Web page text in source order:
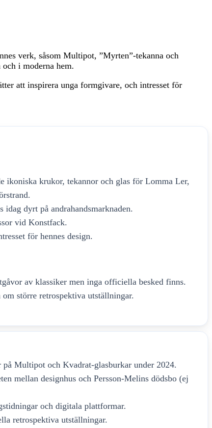
verk, såsom Multipot, ”Myrten”-tekanna och
i moderna hem.
att inspirera unga formgivare, och intresset för
ikoniska krukor, tekannor och glas för Lomma Ler,
dyrt på andrahandsmarknaden.
vid Konstfack.
för hennes design.
av klassiker men inga officiella besked finns.
större retrospektiva utställningar.
Multipot och Kvadrat-glasburkar under 2024.
mellan designhus och Persson-Melins dödsbo (ej
och digitala plattformar.
retrospektiva utställningar.